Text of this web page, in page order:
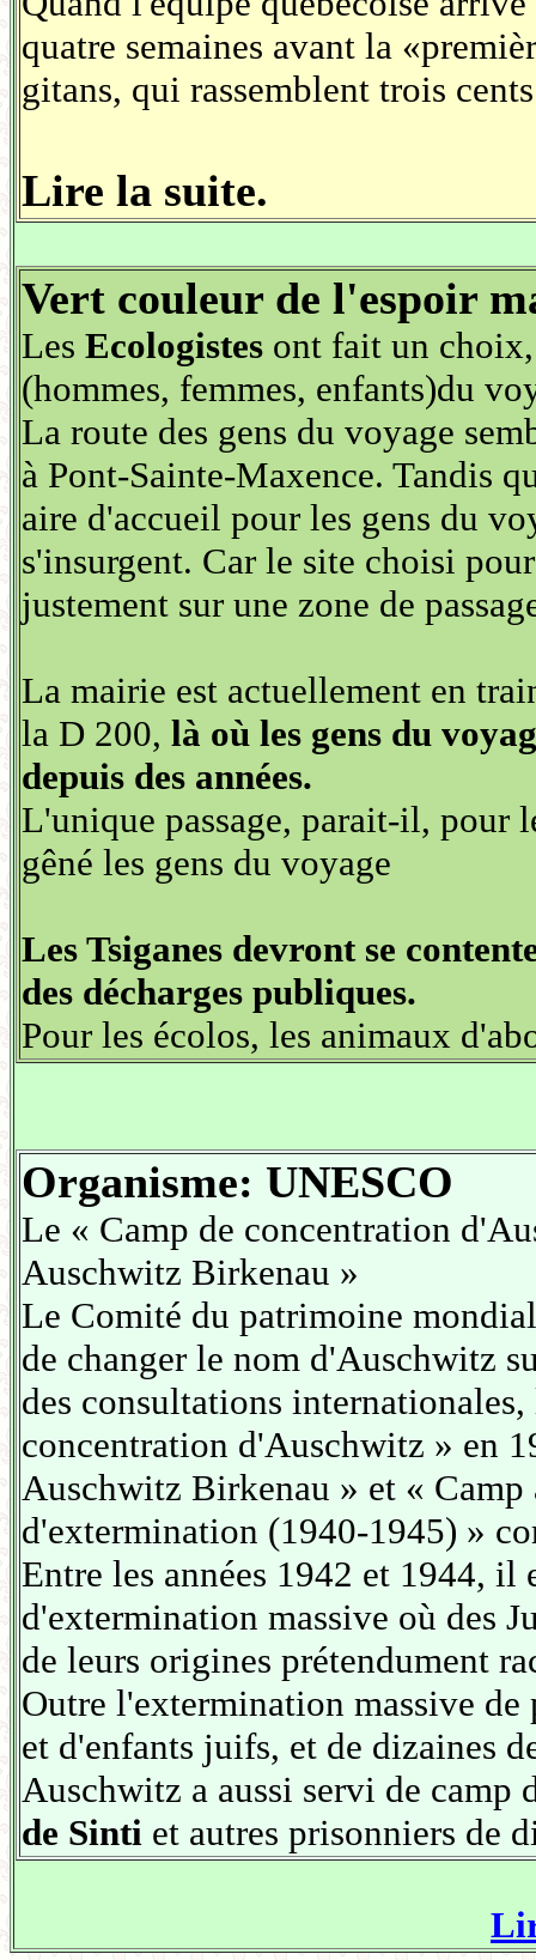
quatre semaines avant la
gitans, qui rassemblent trois
Lire la suite.
Vert couleur de l'espoir
Les Ecologistes ont fait un
(hommes, femmes, enfants)du
La route des gens du voyage
à Pont-Sainte-Maxence. Tandis
aire d'accueil pour les gens du
s'insurgent. Car le site choisi
justement sur une zone de
La mairie est actuellement en
la D 200, là où les gens du
depuis des années.
L'unique passage, parait-il, pour
gêné les gens du voyage
Les Tsiganes devront se
des décharges publiques.
Pour les écolos, les animaux
Organisme: UNESCO
Le « Camp de concentration
Auschwitz Birkenau »
Le Comité du patrimoine
de changer le nom d'Auschwitz
des consultations
concentration d'Auschwitz » en
Auschwitz Birkenau » et «
d'extermination (1940-1945) »
Entre les années 1942 et 1944,
d'extermination massive où des
de leurs origines prétendument
Outre l'extermination massive
et d'enfants juifs, et de dizaines
Auschwitz a aussi servi de
de Sinti et autres prisonniers de